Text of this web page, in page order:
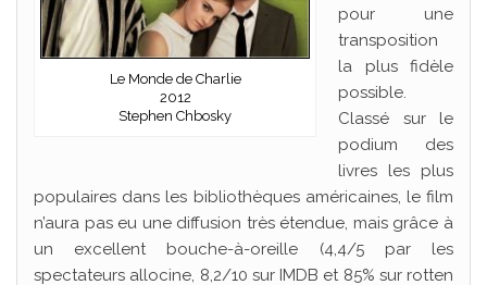
Le Monde de Charlie
2012
Stephen Chbosky
pour une
transposition
la plus fidèle
possible.
Classé sur le
podium des
livres les plus
populaires dans les bibliothèques américaines, le film
n’aura pas eu une diffusion très étendue, mais grâce à
un excellent bouche-à-oreille (4,4/5 par les
spectateurs allocine, 8,2/10 sur IMDB et 85% sur rotten